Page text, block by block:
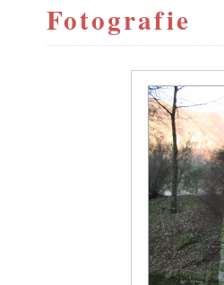
Fotografie